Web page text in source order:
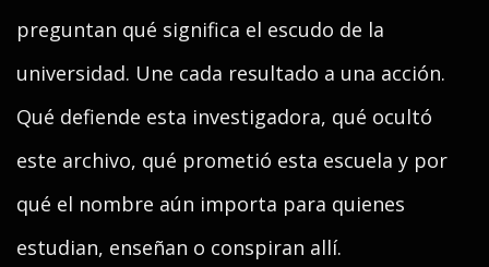
preguntan qué significa el escudo de la
universidad. Une cada resultado a una acción.
Qué defiende esta investigadora, qué ocultó
este archivo, qué prometió esta escuela y por
qué el nombre aún importa para quienes
estudian, enseñan o conspiran allí.